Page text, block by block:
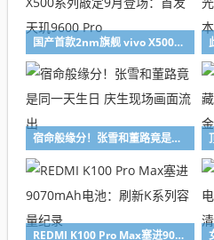
国产首款2nm旗舰 vivo X500系列敲定9月登场：首发天玑9600 Pro
宿命般缘分！张雪和董路竟是同一天生日 庆生现场画面流出
REDMI K100 Pro Max塞进9070mAh电池：刷新K系列容量纪录